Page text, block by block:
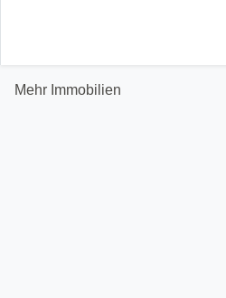
Mehr Immobilien